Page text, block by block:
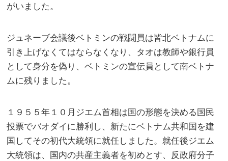
がいました。
ジュネーブ会議後ベトミンの戦闘員は皆北ベトナムに
引き上げなくてはならなくなり、タオは教師や銀行員
として身分を偽り、ベトミンの宣伝員として南ベトナ
ムに残りました。
１９５５年１０月ジエム首相は国の形態を決める国民
投票でバオダイに勝利し、新たにベトナム共和国を建
国してその初代大統領に就任しました。就任後ジエム
大統領は、国内の共産主義者を初めとす、反政府分子